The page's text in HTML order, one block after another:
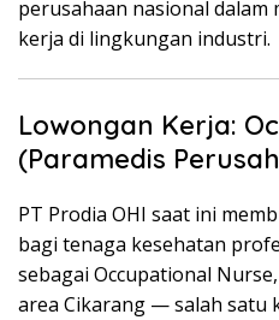
perusahaan nasional dalam
kerja di lingkungan industri.
Lowongan Kerja:
(Paramedis
PT Prodia OHI saat ini
bagi tenaga kesehatan
sebagai Occupational
area Cikarang — salah satu